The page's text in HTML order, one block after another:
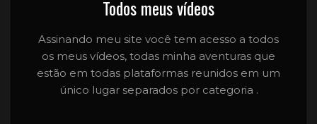
Todos meus vídeos
Assinando meu site você tem acesso a todos
os meus vídeos, todas minha aventuras que
estão em todas plataformas reunidos em um
único lugar separados por categoria .